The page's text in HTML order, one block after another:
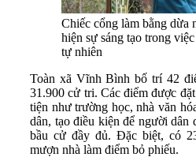
Chiếc cổng làm bằng dừa
hiện sự sáng tạo trong
tự nhiên
Toàn xã Vĩnh Bình bố trí 42
31.900 cử tri. Các điểm được
tiện như trường học, nhà văn
dân, tạo điều kiện để người dân
bầu cử đầy đủ. Đặc biệt, có
mượn nhà làm điểm bỏ phiếu.